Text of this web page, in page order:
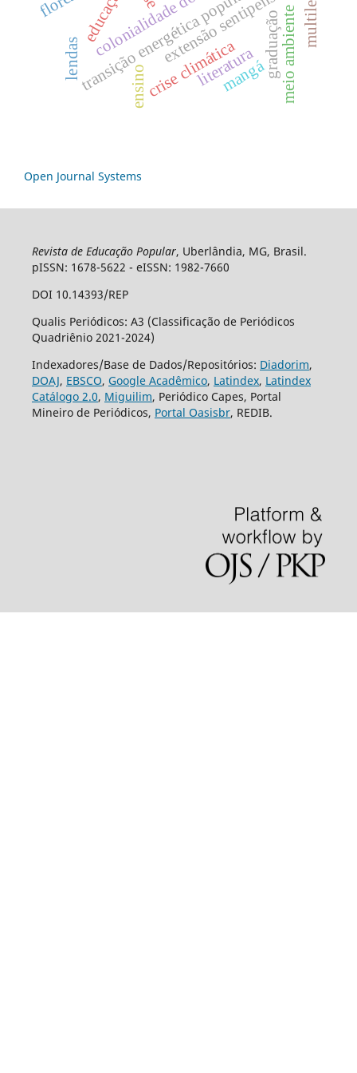
extensão sentipensante
transição energética popular
crise climática meio ambiente
ensino
graduação
literatura
mangá
lendas
Open Journal Systems
Revista de Educação Popular, Uberlândia, MG, Brasil.
pISSN: 1678-5622 - eISSN: 1982-7660
DOI 10.14393/REP
Qualis Periódicos: A3 (Classificação de Periódicos
Quadriênio 2021-2024)
Indexadores/Base de Dados/Repositórios: Diadorim,
DOAJ, EBSCO, Google Acadêmico, Latindex, Latindex
Catálogo 2.0, Miguilim, Periódico Capes, Portal
Mineiro de Periódicos, Portal Oasisbr, REDIB.